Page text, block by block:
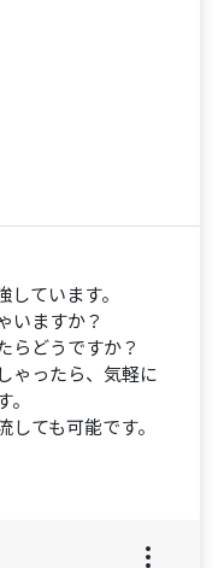
ています。
いますか？
らどうですか？
ゃったら、気軽に
ても可能です。